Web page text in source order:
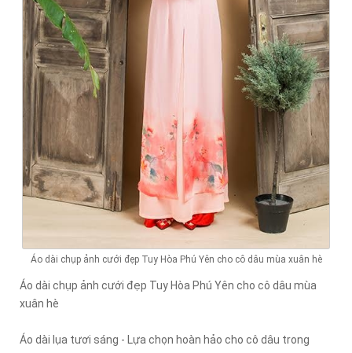
Áo dài chụp ảnh cưới đẹp Tuy Hòa Phú Yên cho cô dâu mùa xuân hè
Áo dài chụp ảnh cưới đẹp Tuy Hòa Phú Yên cho cô dâu mùa
xuân hè
Áo dài lụa tươi sáng - Lựa chọn hoàn hảo cho cô dâu trong